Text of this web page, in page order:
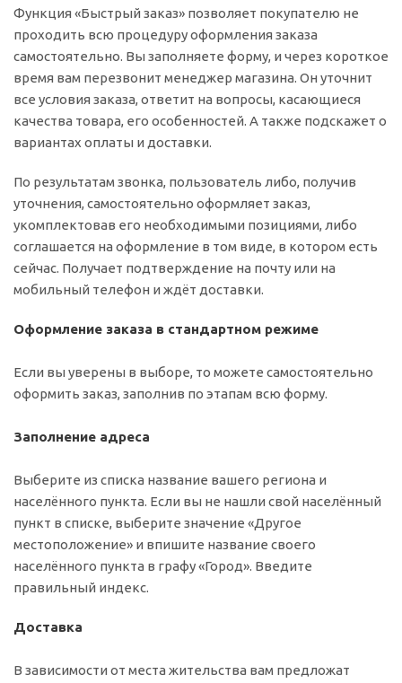
Функция «Быстрый заказ» позволяет покупателю не
проходить всю процедуру оформления заказа
самостоятельно. Вы заполняете форму, и через короткое
время вам перезвонит менеджер магазина. Он уточнит
все условия заказа, ответит на вопросы, касающиеся
качества товара, его особенностей. А также подскажет о
вариантах оплаты и доставки.
По результатам звонка, пользователь либо, получив
уточнения, самостоятельно оформляет заказ,
укомплектовав его необходимыми позициями, либо
соглашается на оформление в том виде, в котором есть
сейчас. Получает подтверждение на почту или на
мобильный телефон и ждёт доставки.
Оформление заказа в стандартном режиме
Если вы уверены в выборе, то можете самостоятельно
оформить заказ, заполнив по этапам всю форму.
Заполнение адреса
Выберите из списка название вашего региона и
населённого пункта. Если вы не нашли свой населённый
пункт в списке, выберите значение «Другое
местоположение» и впишите название своего
населённого пункта в графу «Город». Введите
правильный индекс.
Доставка
В зависимости от места жительства вам предложат